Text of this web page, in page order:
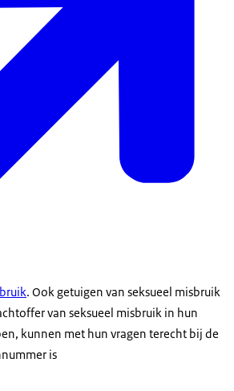
. Ook getuigen van seksueel misbruik
van seksueel misbruik in hun
kunnen met hun vragen terecht bij de
is